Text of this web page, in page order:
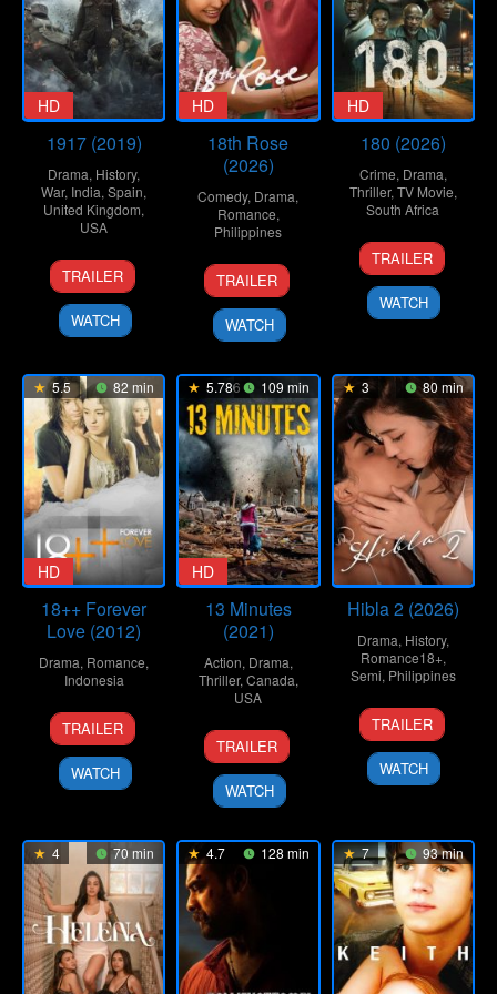
HD
1917 (2019)
Drama, History,
War, India,Spain,
United Kingdom,
USA
25
Dec
2019
Joey
Coughlin
TRAILER
WATCH
HD
18th Rose
(2026)
Comedy, Drama,
Romance,
Philippines
9
Apr
2026
Dolly
Dulu
TRAILER
WATCH
HD
180 (2026)
Crime, Drama,
Thriller, TV Movie,
South Africa
16
Apr
2026
Alex
Yazbek
TRAILER
WATCH
5.5 82 min
HD
18++ Forever
Love (2012)
Drama, Romance,
Indonesia
12
Jul
2012
Nayato
Fio
Nuala
TRAILER
WATCH
5.786 109 min
HD
13 Minutes
(2021)
Action, Drama,
Thriller, Canada,
USA
29
Oct
2021
Lindsay
Gossling
TRAILER
WATCH
3 80 min
Hibla 2 (2026)
Drama, History,
Romance18+,
Semi, Philippines
30
Jun
2026
Topel
Lee
TRAILER
WATCH
4 70 min 4.7 128 min 7 93 min